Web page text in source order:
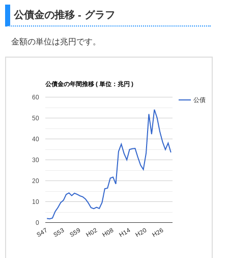
公債金の推移 - グラフ
金額の単位は兆円です。
公債金の年間推移 ( 単位：兆円 )
公債
S47 S53 S59 H02 H08 H14 H20 H26
0
10
20
30
40
50
60